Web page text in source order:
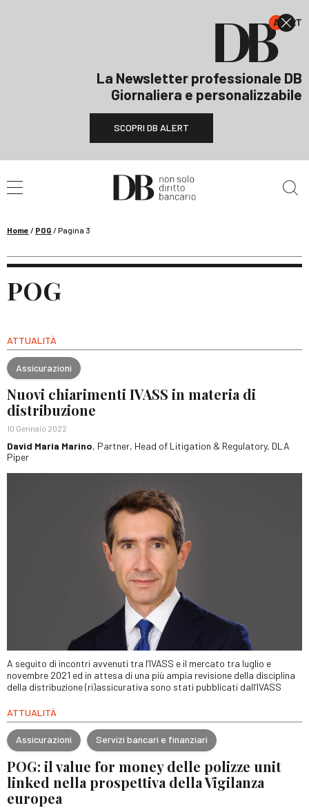
La Newsletter professionale DB
Giornaliera e personalizzabile
SCOPRI DB ALERT
Home / POG /Pagina 3
POG
ATTUALITÀ
Assicurazioni
Nuovi chiarimenti IVASS in materia di
distribuzione
10 Gennaio 2022
David Maria Marino, Partner, Head of Litigation & Regulatory, DLA
Piper
A seguito di incontri avvenuti tra l’IVASS e il mercato tra luglio e
novembre 2021 ed in attesa di una più ampia revisione della disciplina
della distribuzione (ri)assicurativa sono stati pubblicati dall’IVASS
ATTUALITÀ
Assicurazioni Servizi bancari e finanziari
POG: il value for money delle polizze unit
linked nella prospettiva della Vigilanza
europea